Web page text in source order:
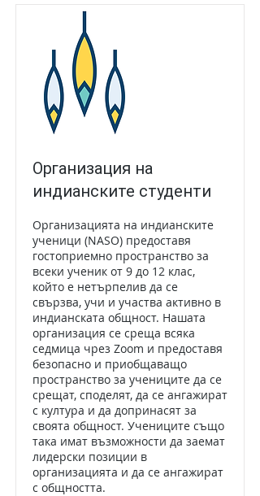
Организация на
индианските студенти
Организацията на индианските
ученици (NASO) предоставя
гостоприемно пространство за
всеки ученик от 9 до 12 клас,
който е нетърпелив да се
свързва, учи и участва активно в
индианската общност. Нашата
организация се среща всяка
седмица чрез Zoom и предоставя
безопасно и приобщаващо
пространство за учениците да се
срещат, споделят, да се ангажират
с култура и да допринасят за
своята общност. Учениците също
така имат възможности да заемат
лидерски позиции в
организацията и да се ангажират
с общността.